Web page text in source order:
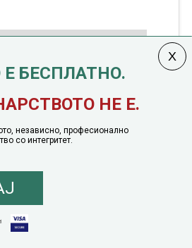
рекламирање
на однесување
БЕСПЛАТНО.
НЕ Е.
независно, професионално
со интегритет.